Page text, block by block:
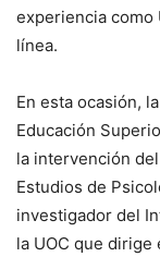
experiencia como
línea.
En esta ocasión,
Educación
la intervención
Estudios de
investigador del
la UOC que